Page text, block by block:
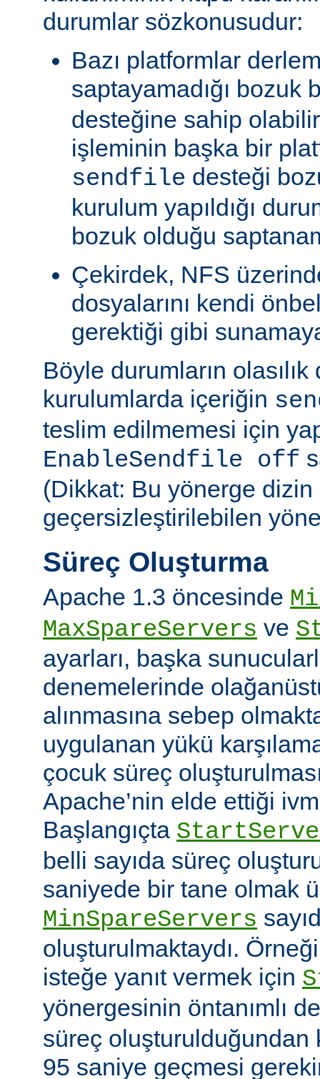
durumlar sözkonusudur:
Bazı platformlar
saptayamadığı bozuk
desteğine sahip
işleminin başka bir
sendfile desteği
kurulum yapıldığı
bozuk olduğu
Çekirdek, NFS
dosyalarını kendi
gerektiği gibi
Böyle durumların
kurulumlarda içeriğin
teslim edilmemesi için
EnableSendfile off
(Dikkat: Bu yönerge
geçersizleştirilebilen
Süreç Oluşturma
Apache 1.3 öncesinde
MaxSpareServers ve
ayarları, başka
denemelerinde
alınmasına sebep
uygulanan yükü
çocuk süreç
Apache’nin elde ettiği
Başlangıçta
belli sayıda süreç
saniyede bir tane olmak
MinSpareServers
oluşturulmaktaydı.
isteğe yanıt vermek için
yönergesinin öntanımlı
süreç oluşturulduğundan
95 saniye geçmesi